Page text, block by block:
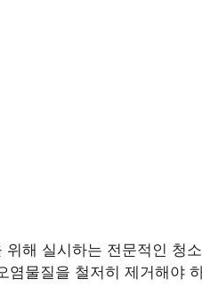
해 실시하는 전문적인 청
물질을 철저히 제거해야